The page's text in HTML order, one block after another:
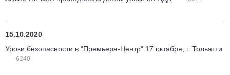
15.10.2020
Уроки безопасности в "Премьера-Центр" 17 октября, г. Тольятти
6240